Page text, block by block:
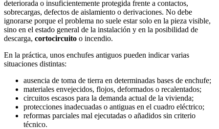
deteriorada o insuficientemente protegida frente a contactos,
sobrecargas, defectos de aislamiento o derivaciones. No debe
ignorarse porque el problema no suele estar solo en la pieza visible,
sino en el estado general de la instalación y en la posibilidad de
descarga, cortocircuito o incendio.
En la práctica, unos enchufes antiguos pueden indicar varias
situaciones distintas:
ausencia de toma de tierra en determinadas bases de enchufe;
materiales envejecidos, flojos, deformados o recalentados;
circuitos escasos para la demanda actual de la vivienda;
protecciones inadecuadas o antiguas en el cuadro eléctrico;
reformas parciales mal ejecutadas o añadidos sin criterio
técnico.